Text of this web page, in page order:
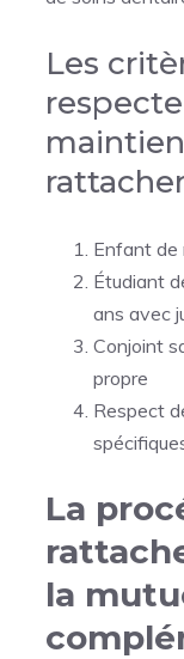
Les
Enfant de
Étudiant
ans avec
Conjoint
propre
Respect
La
la